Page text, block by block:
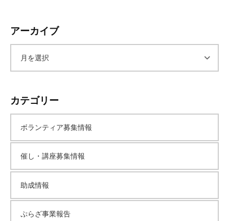
アーカイブ
カ
イ
ブ
カテゴリー
ボランティア募集情報
催し・講座募集情報
助成情報
ぷらざ事業報告